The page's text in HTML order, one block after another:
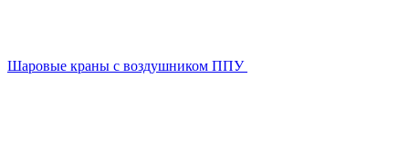
Шаровые краны с воздушником ППУ